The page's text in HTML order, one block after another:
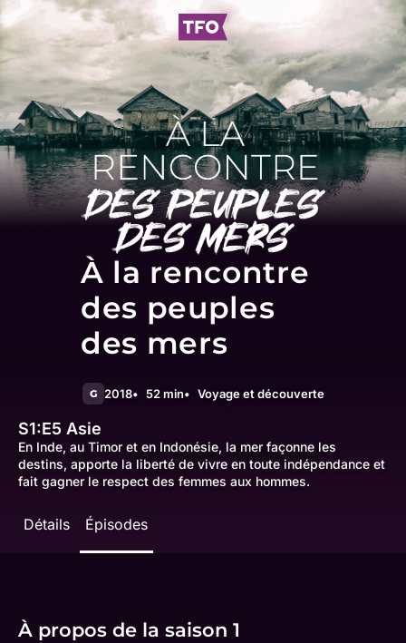
À la rencontre
des peuples
des mers
G 2018 52 min Voyage et découverte
S1:E5 Asie
En Inde, au Timor et en Indonésie, la mer façonne les
destins, apporte la liberté de vivre en toute indépendance et
fait gagner le respect des femmes aux hommes.
Détails Épisodes
À propos de la saison 1